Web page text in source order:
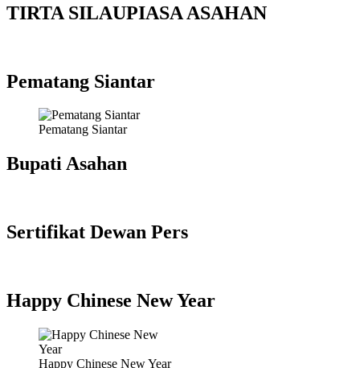
TIRTA SILAUPIASA ASAHAN
Pematang Siantar
Pematang Siantar
Bupati Asahan
Sertifikat Dewan Pers
Happy Chinese New Year
Happy Chinese New Year